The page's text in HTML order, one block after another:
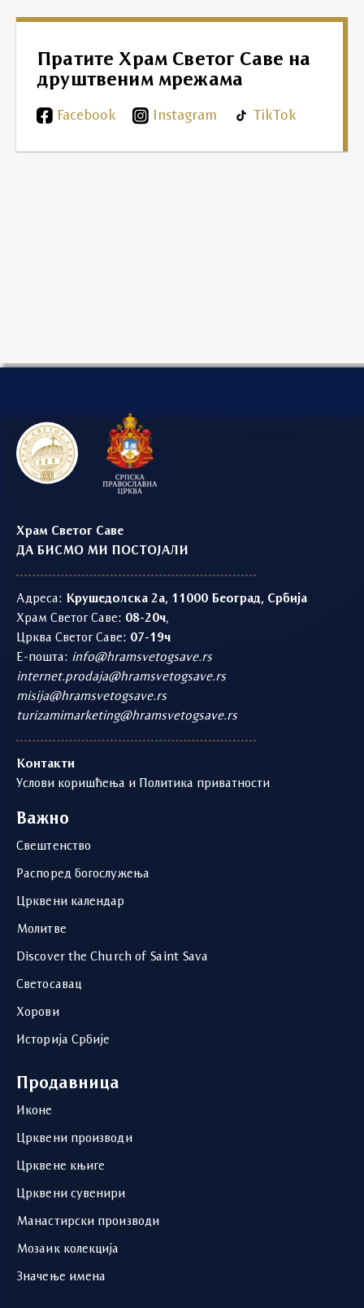
Пратите Храм Светог Саве на
друштвеним мрежама
Facebook Instagram TikTok
Храм Светог Саве
ДА БИСМО МИ ПОСТОЈАЛИ
Адреса: Крушедолска 2а, 11000 Београд, Србија
Храм Светог Саве: 08-20ч,
Црква Светог Саве: 07-19ч
Е-пошта: info@hramsvetogsave.rs
internet.prodaja@hramsvetogsave.rs
misija@hramsvetogsave.rs
turizamimarketing@hramsvetogsave.rs
Контакти
Услови коришћења и Политика приватности
Важно
Свештенство
Распоред богослужења
Црквени календар
Молитве
Discover the Church of Saint Sava
Светосавац
Хорови
Историја Србије
Продавница
Иконе
Црквени производи
Црквене књиге
Црквени сувенири
Манастирски производи
Мозаик колекција
Значење имена